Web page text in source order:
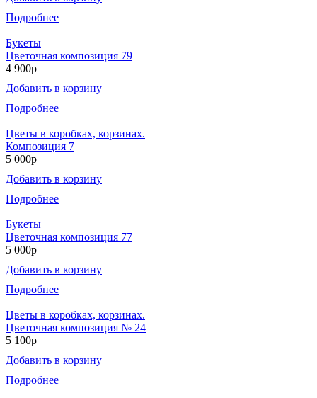
Подробнее
Букеты
Цветочная композиция 79
4 900р
Добавить в корзину
Подробнее
Цветы в коробках, корзинах.
Композиция 7
5 000р
Добавить в корзину
Подробнее
Букеты
Цветочная композиция 77
5 000р
Добавить в корзину
Подробнее
Цветы в коробках, корзинах.
Цветочная композиция № 24
5 100р
Добавить в корзину
Подробнее